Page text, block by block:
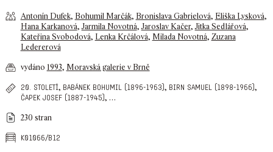
Antonín Dufek, Bohumil Marčák, Bronislava Gabrielová, Eliška Lysková,
Hana Karkanová,Jarmila Novotná,Jaroslav Kačer,Jitka Sedlářová,
Kateřina Svobodová, Lenka Krčálová, Milada Novotná, Zuzana
Ledererová
vydáno 1993, Moravská galerie v Brně
20. století, babánek bohumil (1896-1963) , birn samuel (1898-1966) ,
čapek josef (1887-1945) , …
230 stran
k01066/b12